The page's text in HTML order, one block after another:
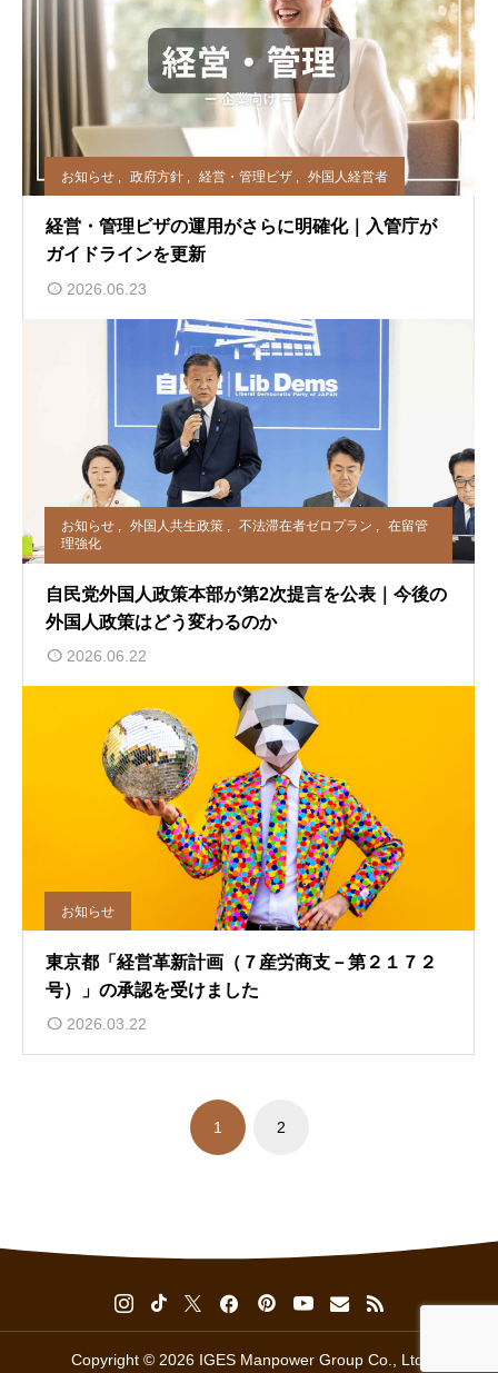
お知らせ 政府方針 経営・管理ビザ 外国人経営者
経営・管理ビザの運用がさらに明確化｜入管庁が
ガイドラインを更新
2026.06.23
お知らせ , 外国人共生政策 , 不法滞在者ゼロプラン , 在留管
理強化
自民党外国人政策本部が第2次提言を公表｜今後の
外国人政策はどう変わるのか
2026.06.22
お知らせ
東京都「経営革新計画（７産労商支－第２１７２
号）」の承認を受けました
2026.03.22
1 2
Copyright © 2026 IGES Manpower Group Co., Ltd.